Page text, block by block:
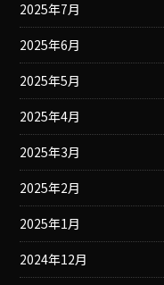
2025年7月
2025年6月
2025年5月
2025年4月
2025年3月
2025年2月
2025年1月
2024年12月